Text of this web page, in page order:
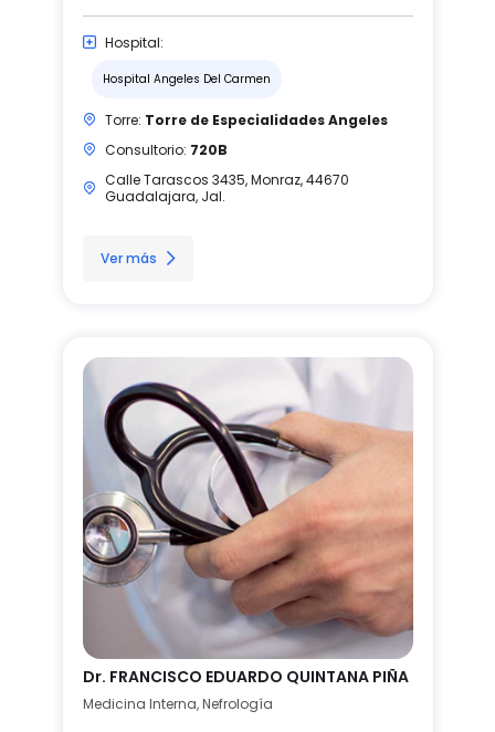
Hospital:
Hospital Angeles Del Carmen
Torre: Torre de Especialidades Angeles
Consultorio: 720B
Calle Tarascos 3435, Monraz, 44670
Guadalajara, Jal.
Ver más
Dr. FRANCISCO EDUARDO QUINTANA PIÑA
Medicina Interna, Nefrología